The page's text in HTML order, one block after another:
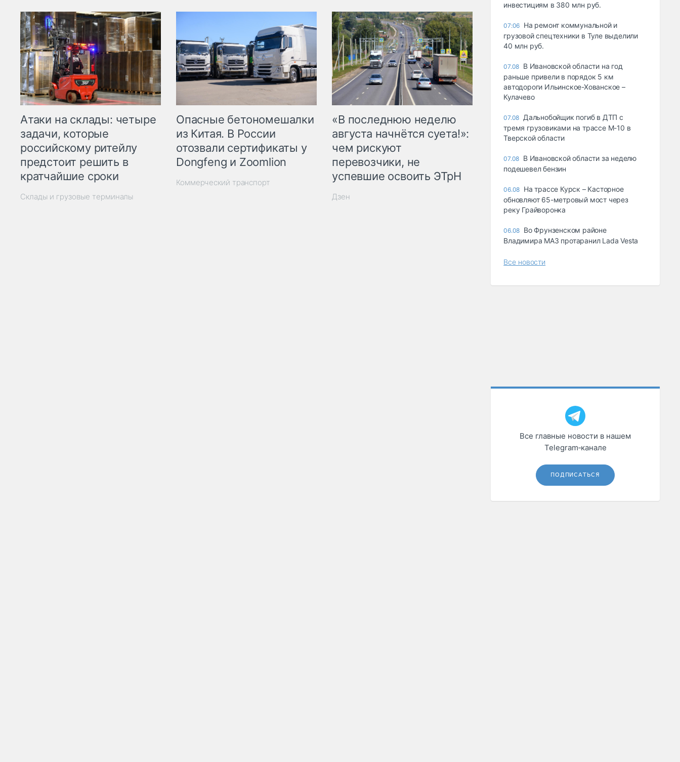
Атаки на склады: четыре
задачи, которые
российскому ритейлу
предстоит решить в
кратчайшие сроки
Склады и грузовые терминалы
Опасные бетономешалки
из Китая. В России
отозвали сертификаты у
Dongfeng и Zoomlion
Коммерческий транспорт
«В последнюю неделю
августа начнётся суета!»:
чем рискуют
перевозчики, не
успевшие освоить ЭТрН
Дзен
инвестициям в 380 млн руб.
07:06 На ремонт коммунальной и
грузовой спецтехники в Туле выделили
40 млн руб.
07.08 В Ивановской области на год
раньше привели в порядок 5 км
автодороги Ильинское-Хованское –
Кулачево
07.08 Дальнобойщик погиб в ДТП с
тремя грузовиками на трассе М-10 в
Тверской области
07.08 В Ивановской области за неделю
подешевел бензин
06.08 На трассе Курск – Касторное
обновляют 65-метровый мост через
реку Грайворонка
06.08 Во Фрунзенском районе
Владимира МАЗ протаранил Lada Vesta
Все новости
Все главные новости в нашем
Telegram‑канале
ПОДПИСАТЬСЯ